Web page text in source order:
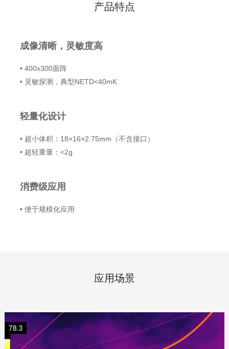
产品特点
成像清晰，灵敏度高
• 400x300面阵
• 灵敏探测，典型NETD<40mK
轻量化设计
• 超小体积：18×16×2.75mm（不含接口）
• 超轻重量：<2g
消费级应用
• 便于规模化应用
应用场景